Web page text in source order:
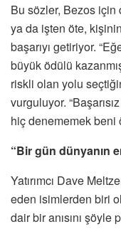
Bu sözler, Bezos için
ya da işten öte, kişinin
başarıyı getiriyor.
büyük ödülü
riskli olan yolu
vurguluyor.
hiç denememek beni
“Bir gün dünyanın
Yatırımcı Dave
eden isimlerden biri
dair bir anısını şöyle